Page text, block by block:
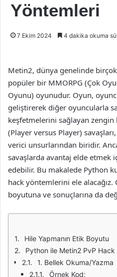
Yöntemleri
7 Ekim 2024 4 dakika okuma
Metin2, dünya genelinde
popüler bir MMORPG (Çok
Oyunu) oyunudur. Oyun,
geliştirerek diğer oyuncularla
keşfetmelerini sağlayan zengin
(Player versus Player)
verici unsurlarından biridir.
savaşlarda avantaj elde etmek
edebilir. Bu makalede Python
hack yöntemlerini ele
boyutuna ve sonuçlarına da
Hile Yapmanın Etik Boyutu
Python ile Metin2 PvP Hack
1. Bellek Okuma/Yazma
Örnek Kod: